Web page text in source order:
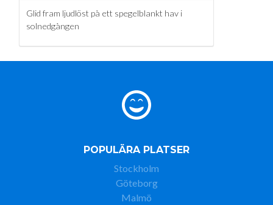
Glid fram ljudlöst på ett spegelblankt hav i
solnedgången
POPULÄRA PLATSER
Stockholm
Göteborg
Malmö